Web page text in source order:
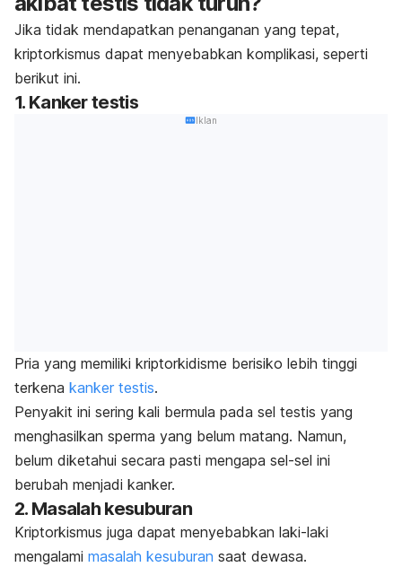
Jika tidak mendapatkan penanganan yang tepat,
kriptorkismus dapat menyebabkan komplikasi, seperti
berikut ini.
1. Kanker testis
Iklan
Pria yang memiliki kriptorkidisme berisiko lebih tinggi
terkena kanker testis.
Penyakit ini sering kali bermula pada sel testis yang
menghasilkan sperma yang belum matang. Namun,
belum diketahui secara pasti mengapa sel-sel ini
berubah menjadi kanker.
2. Masalah kesuburan
Kriptorkismus juga dapat menyebabkan laki-laki
mengalami masalah kesuburan saat dewasa.